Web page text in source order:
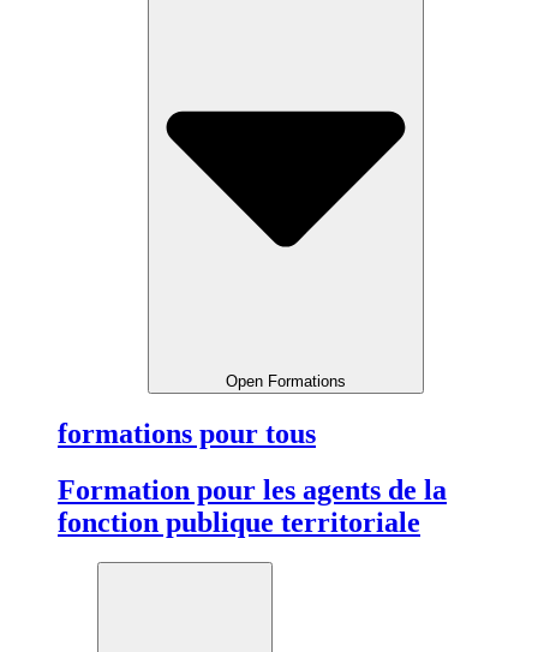
Open Formations
formations pour tous
Formation pour les agents de la
fonction publique territoriale